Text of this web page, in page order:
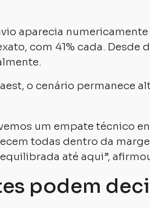
aparecia numericamente
com 41% cada. Desde
o cenário permanece
um empate técnico
todas dentro da
até aqui”,
podem